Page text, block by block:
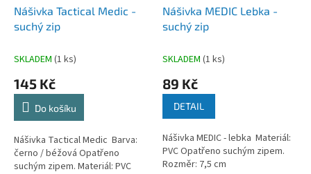
Nášivka Tactical Medic -
suchý zip
SKLADEM (1 ks)
145 Kč
Do košíku
Nášivka Tactical Medic Barva:
černo / béžová Opatřeno
suchým zipem. Materiál: PVC
Nášivka MEDIC Lebka -
suchý zip
SKLADEM (1 ks)
89 Kč
DETAIL
Nášivka MEDIC - lebka Materiál:
PVC Opatřeno suchým zipem.
Rozměr: 7,5 cm